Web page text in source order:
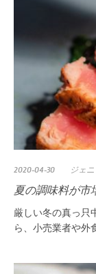
2020-04-30 ジェ
夏の調味料が市
厳しい冬の真っ只
ら、小売業者や